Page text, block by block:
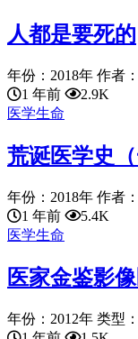
人都是要死的
年份：2018年 作者
1 年前
2.9K
医学生命
荒诞医学史
年份：2018年 作者
1 年前
5.4K
医学生命
医家金鉴影
年份：2012年 类型